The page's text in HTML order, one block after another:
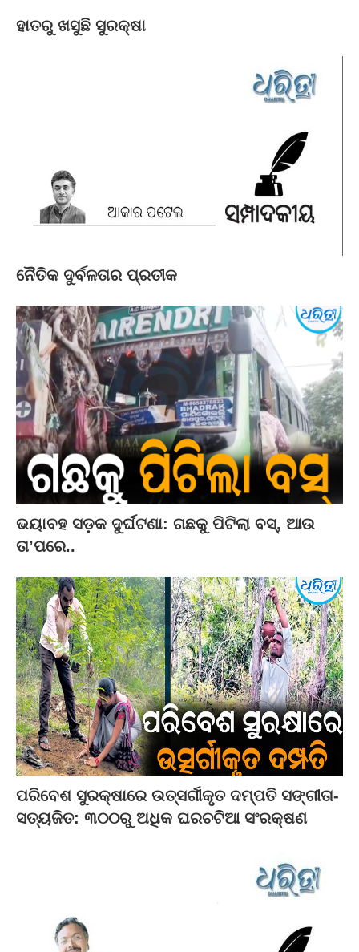
ହାତରୁ ଖସୁଛି ସୁରକ୍ଷା
ନୈତିକ ଦୁର୍ବଳତାର ପ୍ରତୀକ
ଭୟାବହ ସଡ଼କ ଦୁର୍ଘଟଣା: ଗଛକୁ ପିଟିଲା ବସ୍‌, ଆଉ
ତା’ପରେ..
ପରିବେଶ ସୁରକ୍ଷାରେ ଉତ୍ସର୍ଗୀକୃତ ଦମ୍ପତି ସଙ୍ଗୀତା-
ସତ୍ୟଜିତ: ୩୦୦ରୁ ଅଧିକ ଘରଚଟିଆ ସଂରକ୍ଷଣ